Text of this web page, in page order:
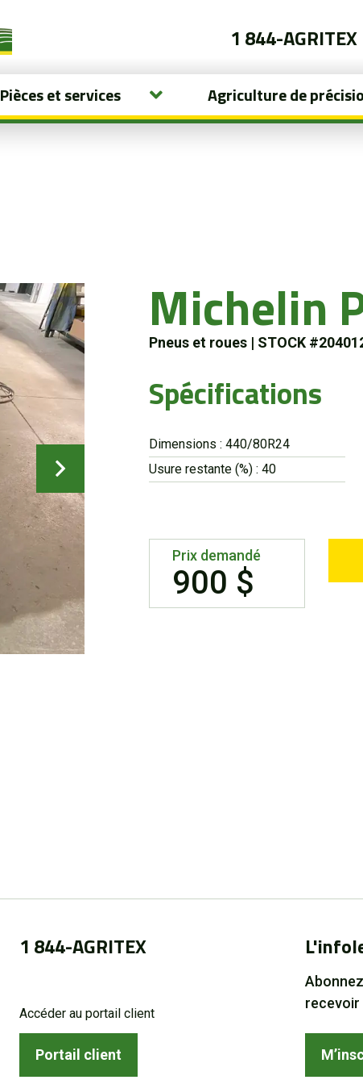
1 844-AGRITEX
Pièces et services Agriculture de
Michelin
Pneus et roues | STOCK
Spécifications
Dimensions : 440/80R24
Usure restante (%) : 40
Prix demandé
900 $
1 844-AGRITEX
Accéder au portail client
Portail client
recevoir